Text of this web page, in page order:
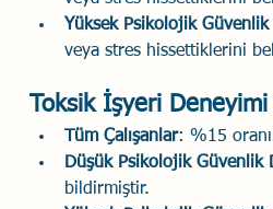
Yüksek Psikolojik
veya stres hissettiklerini
Toksik İşyeri
Tüm Çalışanlar: %15
Düşük Psikolojik Güvenlik
bildirmiştir.